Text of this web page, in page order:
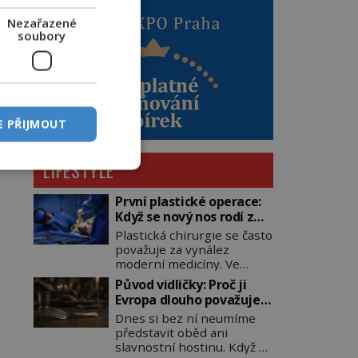
LIFESTYLE
První plastické operace:
Když se nový nos rodí z
kůže na tváři
Plastická chirurgie se často
považuje za vynález
moderní medicíny. Ve
skutečnosti jsou její
kořeny staré více než dva a
půl tisíce let. V dobách, kdy
ještě neexistují antibiotika
ani anestezie, se odvážní
lékaři pokoušejí vracet
Původ vidličky: Proč ji
Evropa dlouho považuje
za nástroj samotného
satana?
Dnes si bez ní neumíme
představit oběd ani
slavnostní hostinu. Když se
Nezařazené
soubory
PŘIJMOUT